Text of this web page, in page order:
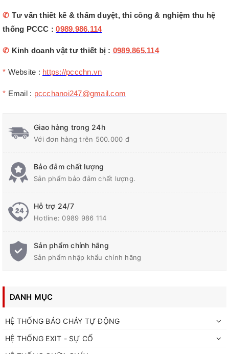
✆ Tư vấn thiết kế & thẩm duyệt, thi công & nghiệm thu hệ
thống PCCC :0989.986.114
✆ Kinh doanh vật tư thiết bị : 0989.865.114
* Website : https://pccchn.vn
* Email : pccchanoi247@gmail.com
Giao hàng trong 24h
Với đơn hàng trên 500.000 đ
Bảo đảm chất lượng
Sản phẩm bảo đảm chất lượng.
Hỗ trợ 24/7
Hotline:0989 986 114
Sản phẩm chính hãng
Sản phẩm nhập khẩu chính hãng
DANH MỤC
HỆ THỐNG BÁO CHÁY TỰ ĐỘNG
HỆ THỐNG EXIT - SỰ CỐ